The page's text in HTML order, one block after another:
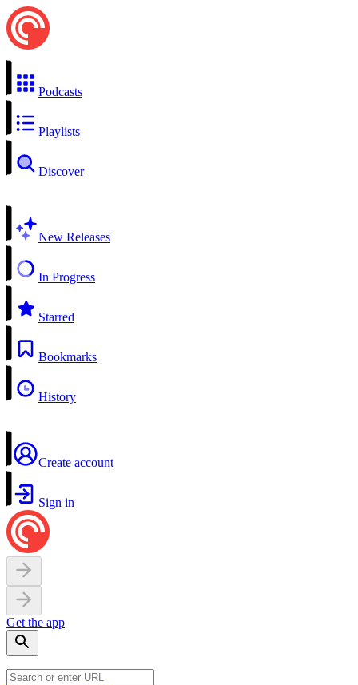
Podcasts
Playlists
Discover
New Releases
In Progress
Starred
Bookmarks
History
Create account
Sign in
Get the app